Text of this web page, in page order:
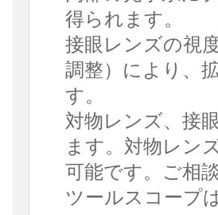
得られます。
接眼レンズの視
調整）により、
す。
対物レンズ、接
ます。対物レン
可能です。ご相
ツールスコープ